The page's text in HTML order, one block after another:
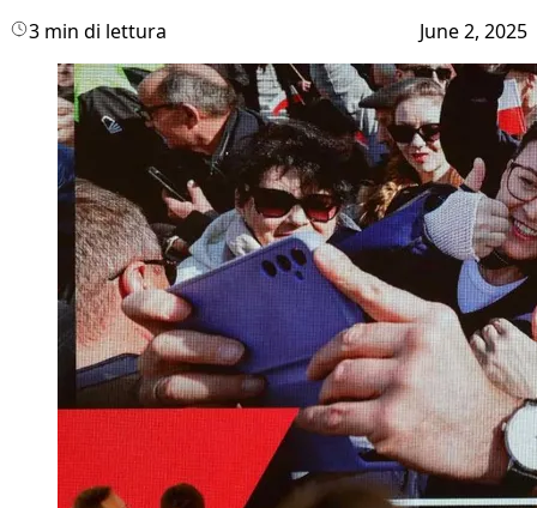
3 min di lettura June 2, 2025